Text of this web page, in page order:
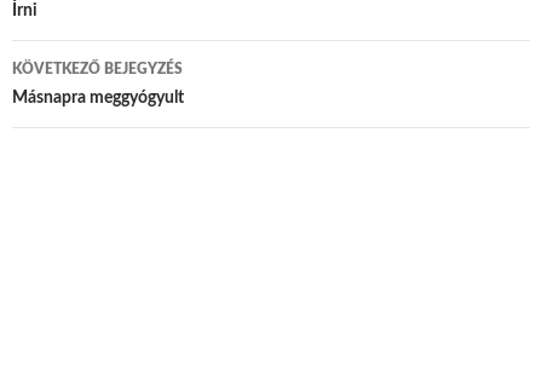
Bejegyzés navigáció
Írni
KÖVETKEZŐ BEJEGYZÉS
Másnapra meggyógyult